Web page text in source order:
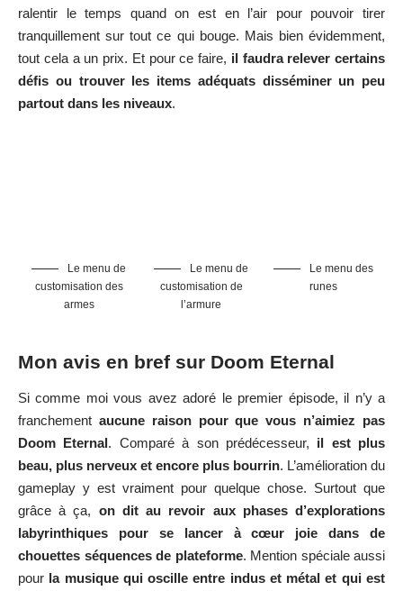
ralentir le temps quand on est en l’air pour pouvoir tirer
tranquillement sur tout ce qui bouge. Mais bien évidemment,
tout cela a un prix. Et pour ce faire, il faudra relever certains
défis ou trouver les items adéquats disséminer un peu
partout dans les niveaux.
Le menu de
customisation des
armes
Le menu de
customisation de
l’armure
Le menu des
runes
Mon avis en bref sur Doom Eternal
Si comme moi vous avez adoré le premier épisode, il n’y a
franchement aucune raison pour que vous n’aimiez pas
Doom Eternal. Comparé à son prédécesseur, il est plus
beau, plus nerveux et encore plus bourrin. L’amélioration du
gameplay y est vraiment pour quelque chose. Surtout que
grâce à ça, on dit au revoir aux phases d’explorations
labyrinthiques pour se lancer à cœur joie dans de
chouettes séquences de plateforme. Mention spéciale aussi
pour la musique qui oscille entre indus et métal et qui est